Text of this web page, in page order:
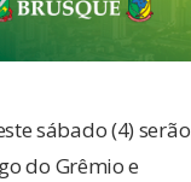
sábado (4) serão
do Grêmio e